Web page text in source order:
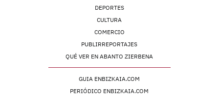
DEPORTES
CULTURA
COMERCIO
PUBLIRREPORTAJES
QUÉ VER EN ABANTO ZIERBENA
GUIA ENBIZKAIA.COM
PERIÓDICO ENBIZKAIA.COM